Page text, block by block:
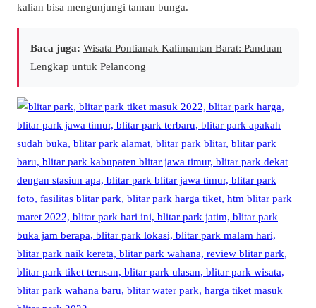
kalian bisa mengunjungi taman bunga.
Baca juga: Wisata Pontianak Kalimantan Barat: Panduan
Lengkap untuk Pelancong